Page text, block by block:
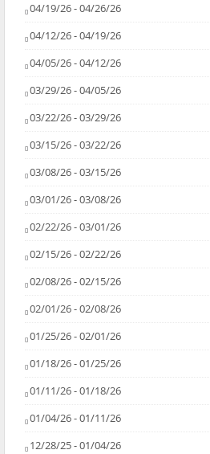
04/19/26 - 04/26/26
04/12/26 - 04/19/26
04/05/26 - 04/12/26
03/29/26 - 04/05/26
03/22/26 - 03/29/26
03/15/26 - 03/22/26
03/08/26 - 03/15/26
03/01/26 - 03/08/26
02/22/26 - 03/01/26
02/15/26 - 02/22/26
02/08/26 - 02/15/26
02/01/26 - 02/08/26
01/25/26 - 02/01/26
01/18/26 - 01/25/26
01/11/26 - 01/18/26
01/04/26 - 01/11/26
12/28/25 - 01/04/26